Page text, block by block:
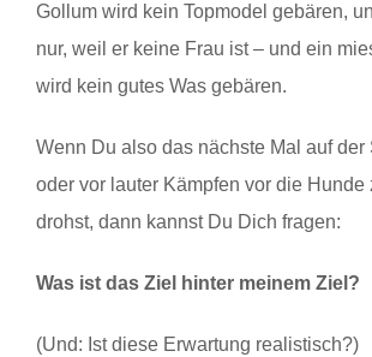
Gollum wird kein Topmodel gebären,
nur, weil er keine Frau ist – und ein
wird kein gutes Was gebären.
Wenn Du also das nächste Mal auf der
oder vor lauter Kämpfen vor die Hunde
drohst, dann kannst Du Dich fragen:
Was ist das Ziel hinter meinem Ziel?
(Und: Ist diese Erwartung realistisch?)